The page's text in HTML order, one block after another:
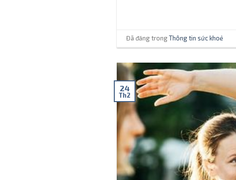
Đã đăng trongThông tin sức khoẻ
24
Th2